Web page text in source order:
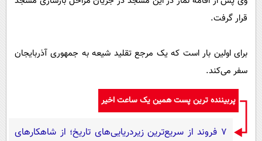
قرار گرفت.
برای اولین بار است که یک مرجع تقلید شیعه به جمهوری آذربایجان
سفر می‌کند.
پربیننده ترین پست همین یک ساعت اخیر
۷ فروند از سریع‌ترین زیردریایی‌های تاریخ؛ از شاهکارهای